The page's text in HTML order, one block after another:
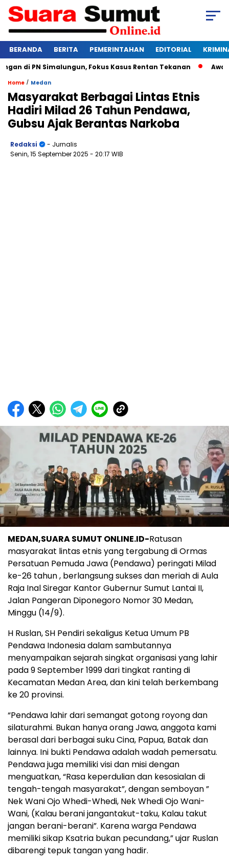
BERANDA BERITA PEMERINTAHAN EDITORIAL
PN Simalungun, Fokus Kasus Rentan Tekanan Awas
Home / Medan
Masyarakat Berbagai Lintas Etnis
Hadiri Milad 26 Tahun Pendawa,
Gubsu Ajak Berantas Narkoba
Redaksi
- Jurnalis
Senin, 15 September 2025 - 20:17 WIB
MEDAN,SUARA SUMUT ONLINE.ID-Ratusan
masyarakat lintas etnis yang tergabung di Ormas
Persatuan Pemuda Jawa (Pendawa) peringati Milad
ke-26 tahun , berlangsung sukses dan meriah di Aula
Raja Inal Siregar Kantor Gubernur Sumut Lantai II,
Jalan Pangeran Diponegoro Nomor 30 Medan,
Minggu (14/9).
H Ruslan, SH Pendiri sekaligus Ketua Umum PB
Pendawa Indonesia dalam sambutannya
menyampaikan sejarah singkat organisasi yang lahir
pada 9 September 1999 dari tingkat ranting di
Kecamatan Medan Area, dan kini telah berkembang
ke 20 provinsi.
“Pendawa lahir dari semangat gotong royong dan
silaturahmi. Bukan hanya orang Jawa, anggota kami
berasal dari berbagai suku Cina, Papua, Batak dan
lainnya. Ini bukti Pendawa adalah wadah pemersatu.
Pendawa juga memiliki visi dan misi dengan
menguatkan, “Rasa keperdulian dan kesosialan di
tengah-tengah masyarakat”, dengan semboyan ”
Nek Wani Ojo Whedi-Whedi, Nek Whedi Ojo Wani-
Wani, (Kalau berani jangantakut-taku, Kalau takut
jangan berani-berani”. Karena warga Pendawa
memiliki sikap Ksatria bukan pecundang,” ujar Ruslan
dibarengi tepuk tangan yang hadir.